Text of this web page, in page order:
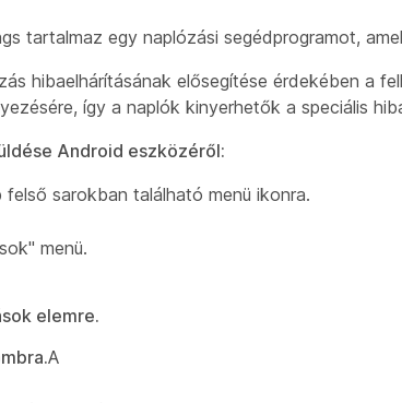
tartalmaz egy naplózási segédprogramot,
hibaelhárításának elősegítése érdekében a
így a naplók kinyerhetők a speciális
Android eszközéről:
felső sarokban található menü ikonra.
menü.
elemre.
A